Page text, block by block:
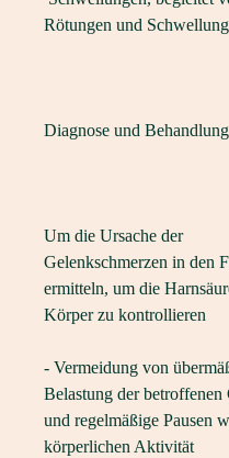
Rötungen und
Diagnose und Behandlung
Um die Ursache der
Gelenkschmerzen in den
ermitteln, um die
Körper zu kontrollieren
- Vermeidung von
Belastung der betroffenen
und regelmäßige Pausen
körperlichen Aktivität